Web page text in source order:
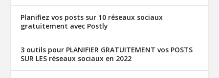
Planifiez vos posts sur 10 réseaux sociaux
gratuitement avec Postly
3 outils pour PLANIFIER GRATUITEMENT vos POSTS
SUR LES réseaux sociaux en 2022